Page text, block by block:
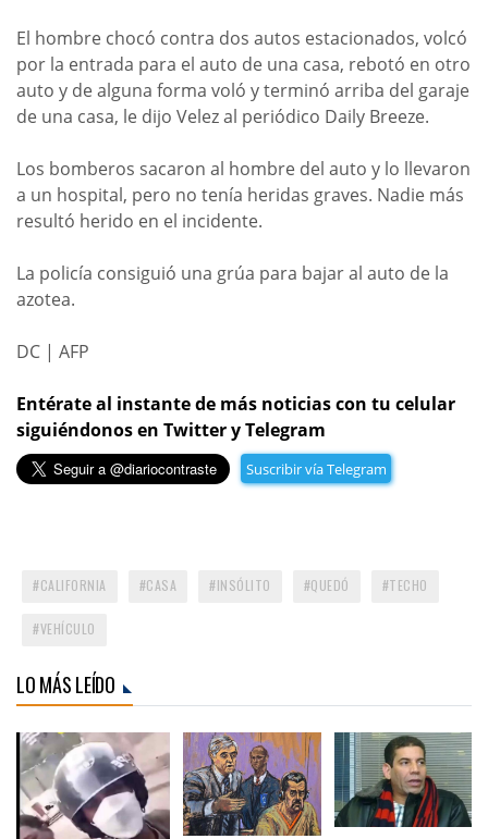
El hombre chocó contra dos autos estacionados, volcó
por la entrada para el auto de una casa, rebotó en otro
auto y de alguna forma voló y terminó arriba del garaje
de una casa, le dijo Velez al periódico Daily Breeze.
Los bomberos sacaron al hombre del auto y lo llevaron
a un hospital, pero no tenía heridas graves. Nadie más
resultó herido en el incidente.
La policía consiguió una grúa para bajar al auto de la
azotea.
DC | AFP
Entérate al instante de más noticias con tu celular
siguiéndonos en Twitter y Telegram
Suscribir vía Telegram
CALIFORNIA CASA INSÓLITO QUEDÓ TECHO
VEHÍCULO
LO MÁS LEÍDO